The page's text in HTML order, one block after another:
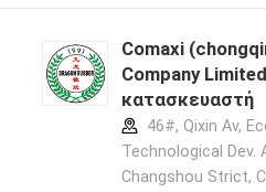
Comaxi
Company
κατασκευαστή
46#, Qixin Av,
Technological Dev.
Changshou Strict,